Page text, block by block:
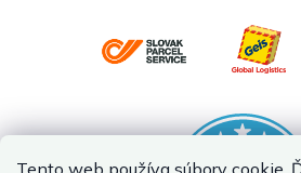
Tento web používa súbory cookie.